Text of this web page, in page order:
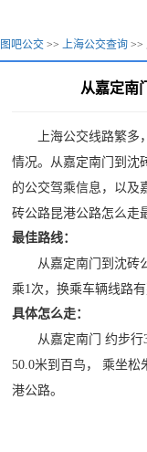
图吧公交 >> 上海公交查询 >>
从嘉定南
上海公交线路繁
情况。从嘉定南门到沈
的公交驾乘信息，以及
砖公路昆港公路怎么走
最佳路线：
从嘉定南门到沈砖
乘1次，换乘车辆线路
具体怎么走：
从嘉定南门 约步
50.0米到百鸟， 乘坐松
港公路。